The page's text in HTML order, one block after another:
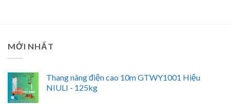
MỚI NHẤT
Thang nâng điện cao 10m GTWY1001 Hiệu
NIULI - 125kg